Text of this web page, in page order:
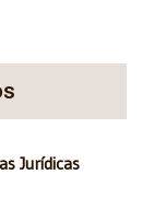
Jurídicas